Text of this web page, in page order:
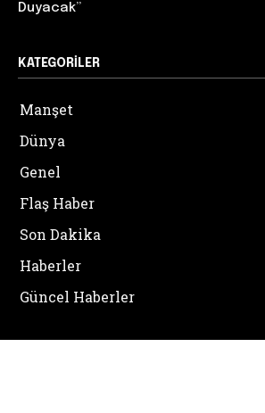
Duyacak”
KATEGORILER
Manşet
Dünya
Genel
Flaş Haber
Son Dakika
Haberler
Güncel Haberler